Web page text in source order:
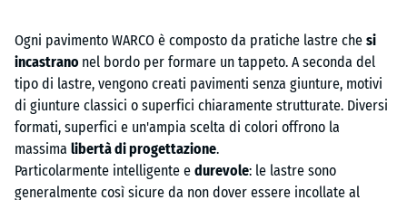
Ogni pavimento WARCO è composto da pratiche lastre che si
incastrano nel bordo per formare un tappeto. A seconda del
tipo di lastre, vengono creati pavimenti senza giunture, motivi
di giunture classici o superfici chiaramente strutturate. Diversi
formati, superfici e un'ampia scelta di colori offrono la
massima libertà di progettazione.
Particolarmente intelligente e durevole: le lastre sono
generalmente così sicure da non dover essere incollate al